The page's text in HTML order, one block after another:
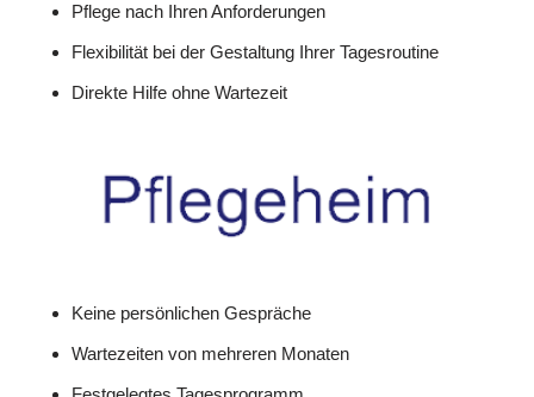
Pflege nach Ihren Anforderungen
Flexibilität bei der Gestaltung Ihrer Tagesroutine
Direkte Hilfe ohne Wartezeit
Keine persönlichen Gespräche
Wartezeiten von mehreren Monaten